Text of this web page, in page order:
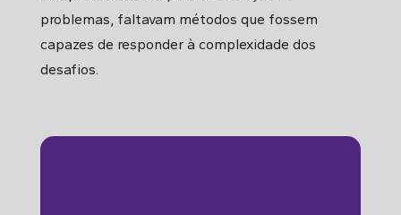
problemas, faltavam métodos que fossem
capazes de responder à complexidade dos
desafios.